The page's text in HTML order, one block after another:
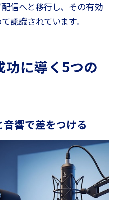
信へと移行し、その有効
認識されています。
功に導く5つの
響で差をつける